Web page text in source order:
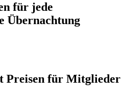
für jede
Übernachtung
Preisen für Mitglieder